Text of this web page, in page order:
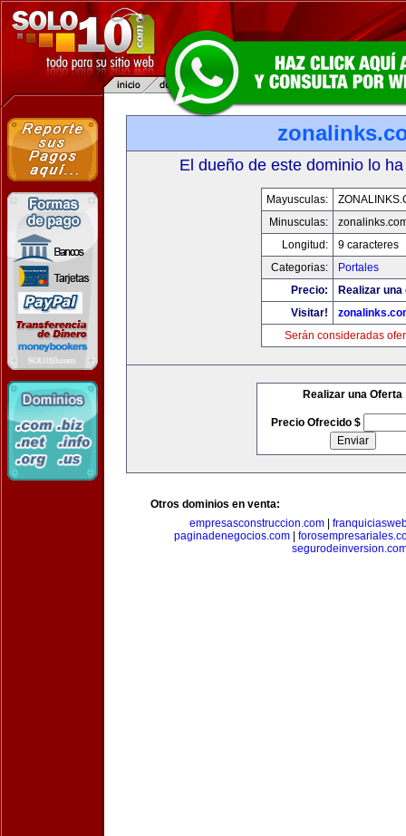
El dueño de este dominio lo
Mayusculas:
Minusculas:
Longitud:
9 caracteres
Categorias:
Portales
Precio:
Realizar
Visitar!
Serán consideradas
Realizar una Oferta
Precio Ofrecido $
Otros dominios en venta:
empresasconstruccion.com
paginadenegocios.com